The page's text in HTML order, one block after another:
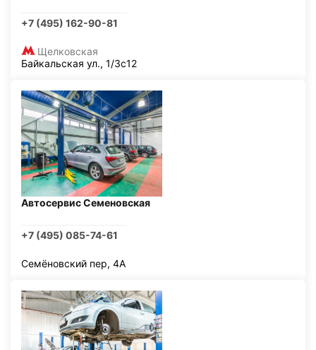
+7 (495) 162-90-81
Щелковская
Байкальская ул., 1/3с12
Автосервис Семеновская
+7 (495) 085-74-61
Семёновский пер, 4А